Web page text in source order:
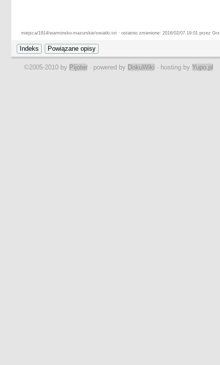
miejsca/1914/warminsko-mazurskie/swiatki.txt · ostatnio zmienione: 2016/02/07 19:01 przez
©2005-2010 by Pijoter · powered by DokuWiki · hosting by Yupo.pl